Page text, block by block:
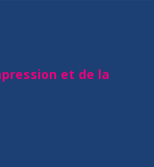
et de la